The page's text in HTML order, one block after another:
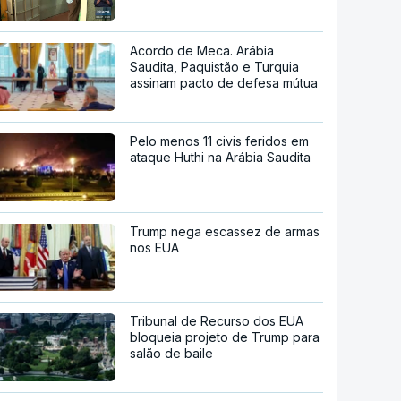
Acordo de Meca. Arábia
Saudita, Paquistão e Turquia
assinam pacto de defesa mútua
Pelo menos 11 civis feridos em
ataque Huthi na Arábia Saudita
Trump nega escassez de armas
nos EUA
Tribunal de Recurso dos EUA
bloqueia projeto de Trump para
salão de baile